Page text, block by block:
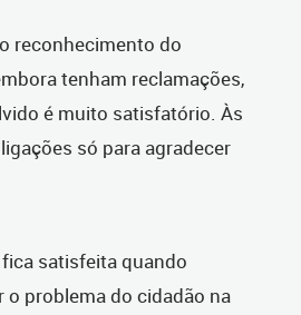
reconhecimento do
tenham reclamações,
é muito satisfatório. Às
só para agradecer
satisfeita quando
o problema do cidadão na